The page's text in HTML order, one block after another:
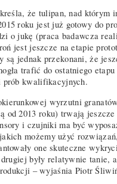
że tulipan, nad którym
roku jest już gotowy do
o jukę (praca badawcza
jest jeszcze na etapie
są jednak przekonani, że
trafić do ostatniego etapu
kwalifikacyjnych.
wyrzutni
od 2013 roku) trwają
i czujniki ma być
możemy użyć
one skuteczne
były relatywnie tanie,
– wyjaśnia Piotr